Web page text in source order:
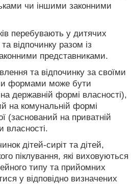
чи іншими законними
перебувають у дитячих
відпочинку разом із
представниками.
та відпочинку за своїми
формами може бути
державній формі власності),
на комунальній формі
(заснований на приватній
власності.
дітей-сиріт та дітей,
піклування, які виховуються
типу та прийомних
у відповідно визначених